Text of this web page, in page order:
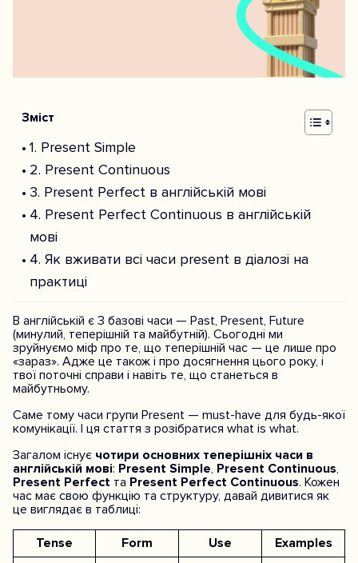
Зміст
1. Present Simple
2. Present Continuous
3. Present Perfect в англійській мові
4. Present Perfect Continuous в англійській
мові
4. Як вживати всі часи present в діалозі на
практиці
В англійській є 3 базові часи — Past, Present, Future
(минулий, теперішній та майбутній). Сьогодні ми
зруйнуємо міф про те, що теперішній час — це лише про
«зараз». Адже це також і про досягнення цього року, і
твої поточні справи і навіть те, що станеться в
майбутньому.
Саме тому часи групи Present — must-have для будь-якої
комунікації. І ця стаття з розібратися what is what.
Загалом існує чотири основних теперішніх часи в
англійській мові: Present Simple, Present Continuous,
Present Perfect та Present Perfect Continuous. Кожен
час має свою функцію та структуру, давай дивитися як
це виглядає в таблиці:
Tense Form Use Examples